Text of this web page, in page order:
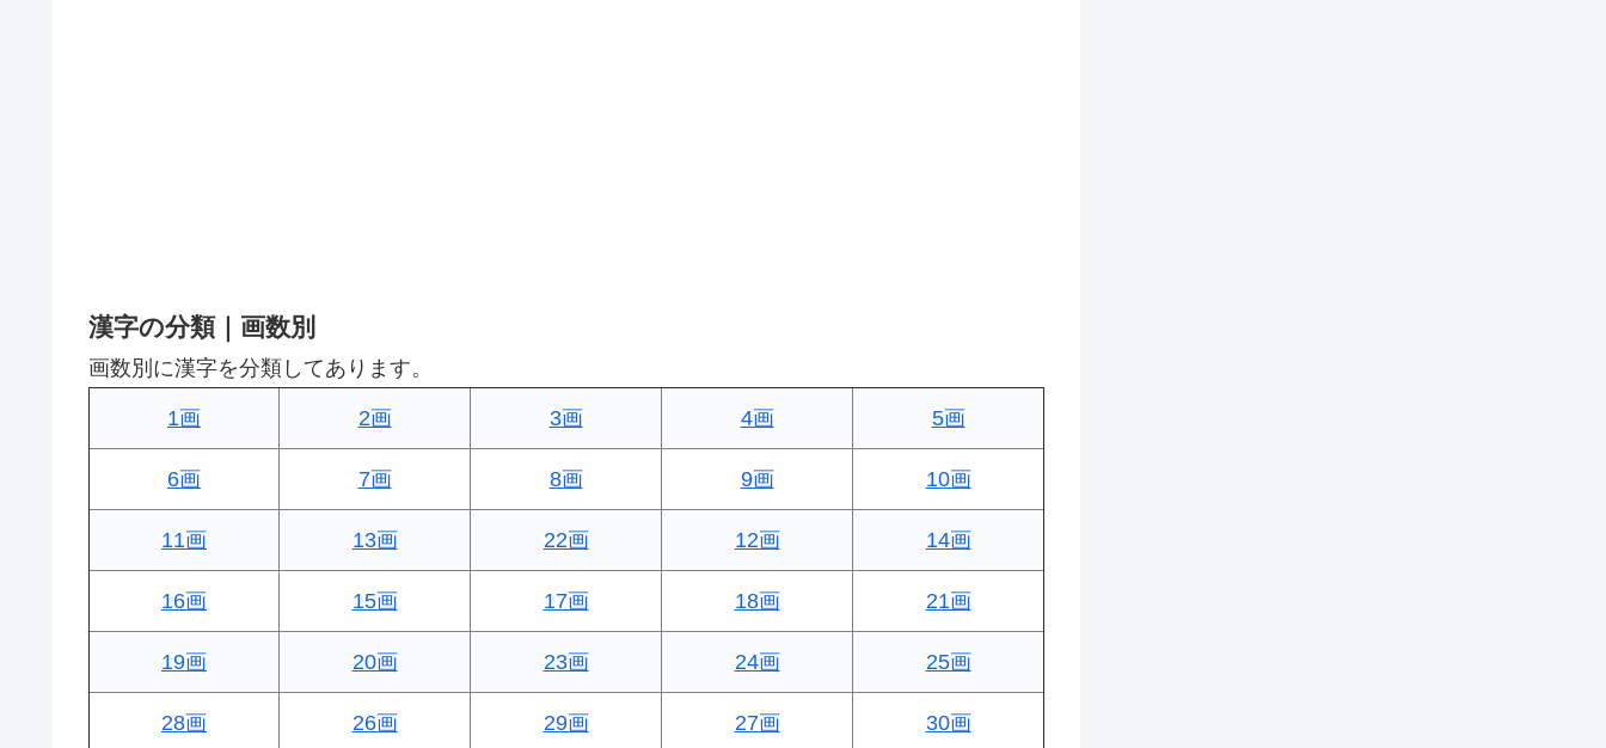
漢字の分類｜画数別
画数別に漢字を分類してあります。
1画 2画 3画 4画 5画
6画 7画 8画 9画 10画
11画 13画 22画 12画 14画
16画 15画 17画 18画 21画
19画 20画 23画 24画 25画
28画 26画 29画 27画 30画